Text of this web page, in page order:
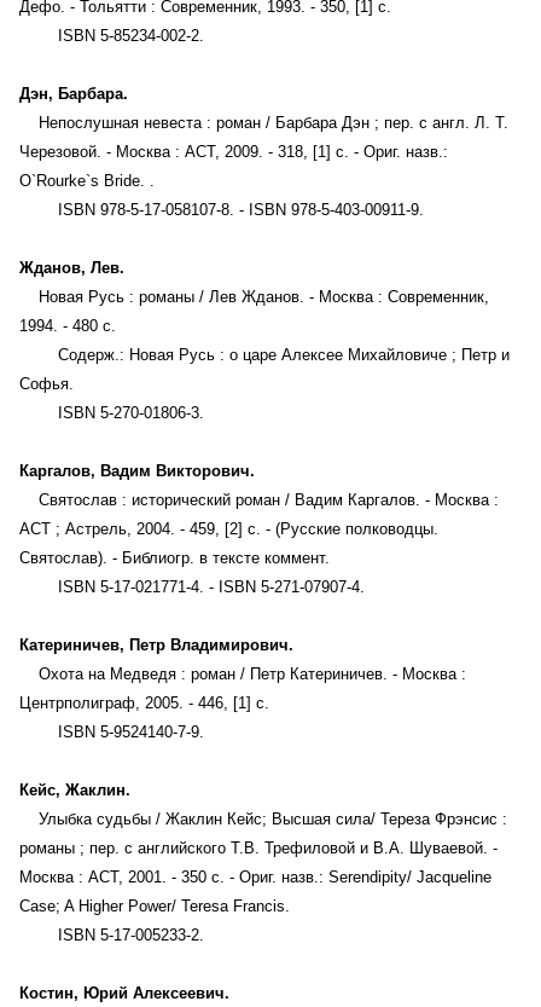
Дефо. - Тольятти : Современник, 1993. - 350, [1] с.
ISBN 5-85234-002-2.
Дэн, Барбара.
Непослушная невеста : роман / Барбара Дэн ; пер. с англ. Л. Т.
Черезовой. - Москва : АСТ, 2009. - 318, [1] с. - Ориг. назв.:
O`Rourke`s Bride. .
ISBN 978-5-17-058107-8. - ISBN 978-5-403-00911-9.
Жданов, Лев.
Новая Русь : романы / Лев Жданов. - Москва : Современник,
1994. - 480 с.
Содерж.: Новая Русь : о царе Алексее Михайловиче ; Петр и
Софья.
ISBN 5-270-01806-3.
Каргалов, Вадим Викторович.
Святослав : исторический роман / Вадим Каргалов. - Москва :
АСТ ; Астрель, 2004. - 459, [2] с. - (Русские полководцы.
Святослав). - Библиогр. в тексте коммент.
ISBN 5-17-021771-4. - ISBN 5-271-07907-4.
Катериничев, Петр Владимирович.
Охота на Медведя : роман / Петр Катериничев. - Москва :
Центрполиграф, 2005. - 446, [1] с.
ISBN 5-9524140-7-9.
Кейс, Жаклин.
Улыбка судьбы / Жаклин Кейс; Высшая сила/ Тереза Фрэнсис :
романы ; пер. с английского Т.В. Трефиловой и В.А. Шуваевой. -
Москва : АСТ, 2001. - 350 с. - Ориг. назв.: Serendipity/ Jacqueline
Case; A Higher Power/ Teresa Francis.
ISBN 5-17-005233-2.
Костин, Юрий Алексеевич.